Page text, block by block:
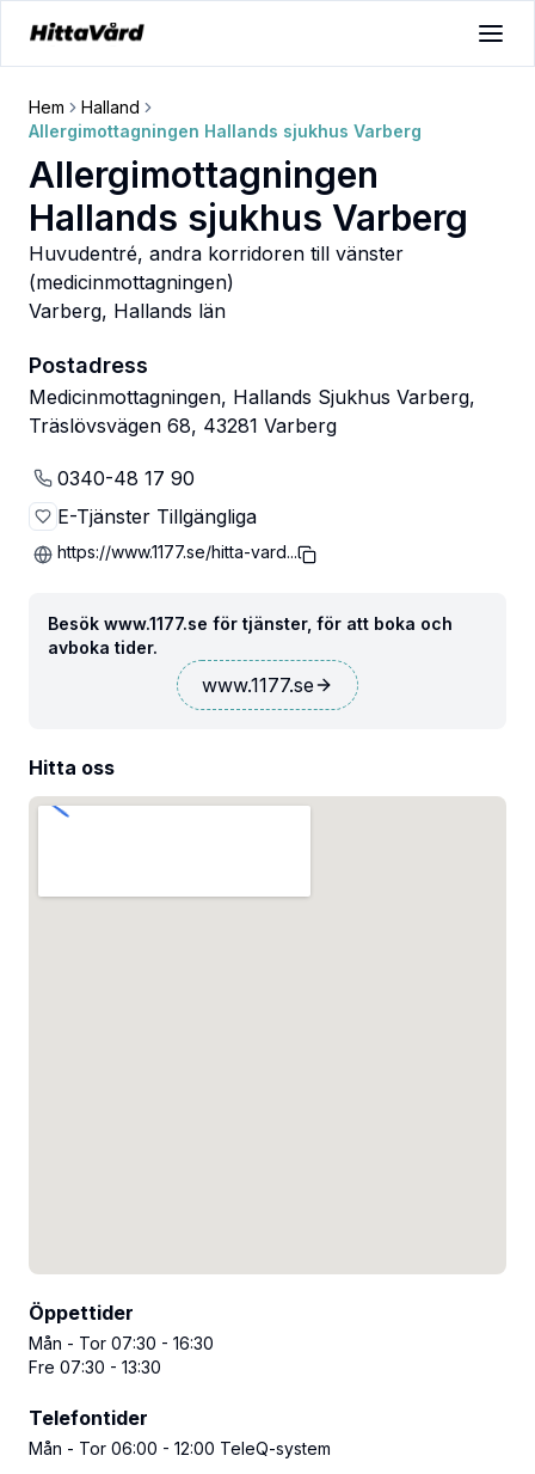
Hem
Halland
Allergimottagningen Hallands sjukhus Varberg
Allergimottagningen
Hallands sjukhus Varberg
Huvudentré, andra korridoren till vänster
(medicinmottagningen)
Varberg, Hallands län
Postadress
Medicinmottagningen, Hallands Sjukhus Varberg,
Träslövsvägen 68, 43281 Varberg
0340-48 17 90
E-Tjänster Tillgängliga
https://www.1177.se/hitta-vard...
Besök www.1177.se för tjänster, för att boka och
avboka tider.
www.1177.se
Hitta oss
Öppettider
Mån - Tor 07:30 - 16:30
Fre 07:30 - 13:30
Telefontider
Mån - Tor 06:00 - 12:00 TeleQ-system